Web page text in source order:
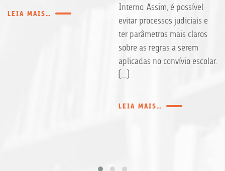
LEIA MAIS…
Interno. Assim, é possível
evitar processos judiciais e
ter parâmetros mais claros
sobre as regras a serem
aplicadas no convívio escolar.
[…]
LEIA MAIS…